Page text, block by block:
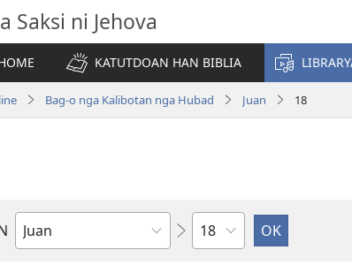
Saksi ni Jehova
KATUTDOAN HAN BIBLIA
Bag-o nga Kalibotan nga Hubad Juan 18
Libro
Kapitulo